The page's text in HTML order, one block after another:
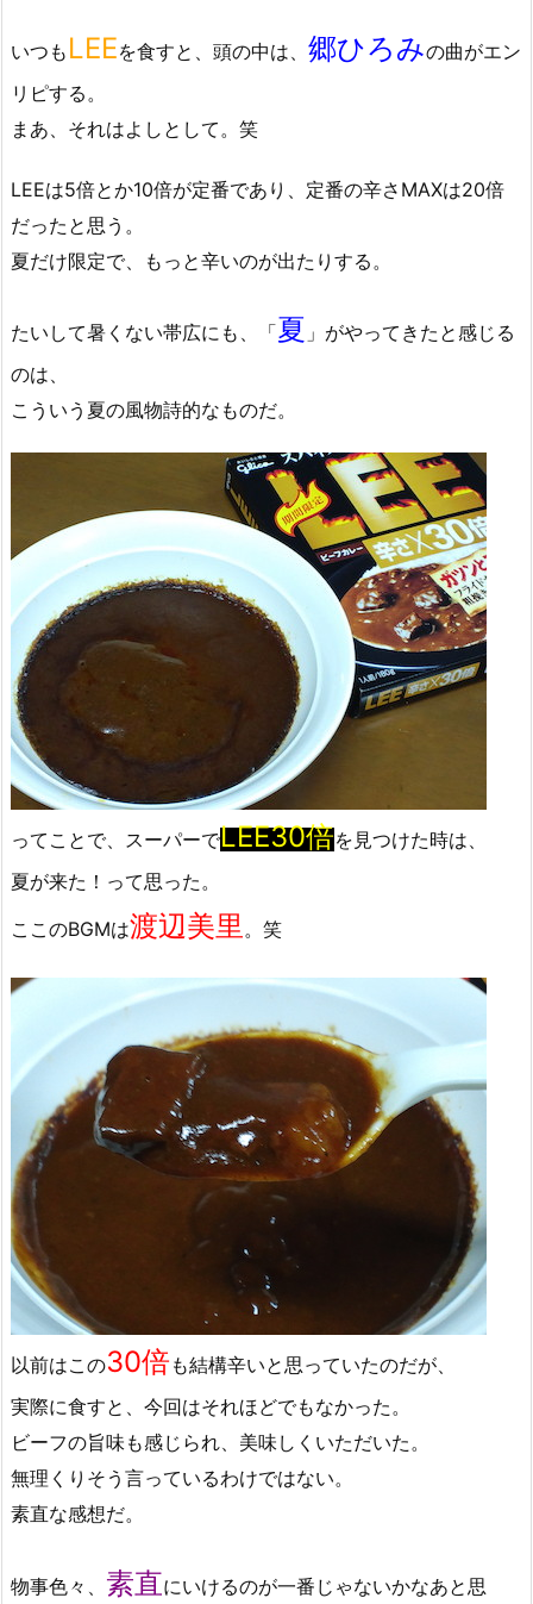
いつも LEEを食すと、頭の中は、 郷ひろみの曲がエン
リピする。
まあ、それはよしとして。笑
LEEは5倍とか10倍が定番であり、定番の辛さMAXは20倍
だったと思う。
夏だけ限定で、もっと辛いのが出たりする。
たいして暑くない帯広にも、「夏 」がやってきたと感じる
のは、
こういう夏の風物詩的なものだ。
ってことで、スーパーでLEE30倍を見つけた時は、
夏が来た！って思った。
ここのBGMは渡辺美里 。笑
以前はこの30倍も結構辛いと思っていたのだが、
実際に食すと、今回はそれほどでもなかった。
ビーフの旨味も感じられ、美味しくいただいた。
無理くりそう言っているわけではない。
素直な感想だ。
物事色々、 素直にいけるのが一番じゃないかなあと思